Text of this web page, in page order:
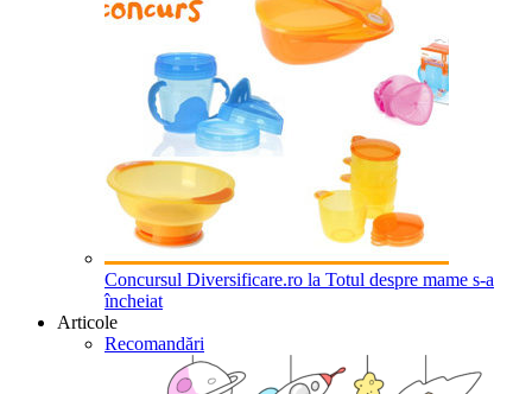
Concursul Diversificare.ro la Totul despre mame s-a
încheiat
Articole
Recomandări